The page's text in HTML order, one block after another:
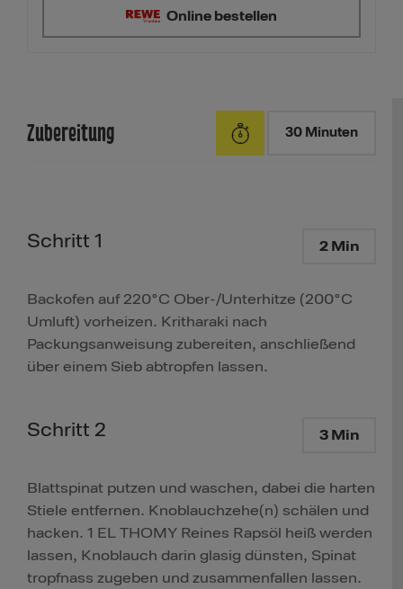
Online bestellen
Zubereitung 30 Minuten
Schritt 1 2 Min
Backofen auf 220°C Ober-/Unterhitze (200°C
Umluft) vorheizen. Kritharaki nach
Packungsanweisung zubereiten, anschließend
über einem Sieb abtropfen lassen.
Schritt 2 3 Min
Blattspinat putzen und waschen, dabei die harten
Stiele entfernen. Knoblauchzehe(n) schälen und
hacken. 1 EL THOMY Reines Rapsöl heiß werden
lassen, Knoblauch darin glasig dünsten, Spinat
tropfnass zugeben und zusammenfallen lassen.